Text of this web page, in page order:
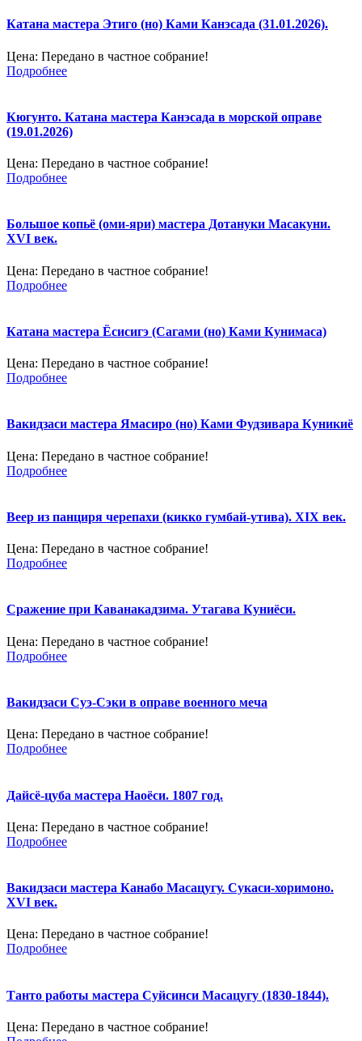
Катана мастера Этиго (но) Ками Канэсада (31.01.2026).
Цена: Передано в частное собрание!
Подробнее
Кюгунто. Катана мастера Канэсада в морской оправе
(19.01.2026)
Цена: Передано в частное собрание!
Подробнее
Большое копьё (оми-яри) мастера Дотануки Масакуни.
XVI век.
Цена: Передано в частное собрание!
Подробнее
Катана мастера Ёсисигэ (Сагами (но) Ками Кунимаса)
Цена: Передано в частное собрание!
Подробнее
Вакидзаси мастера Ямасиро (но) Ками Фудзивара Куникиё
Цена: Передано в частное собрание!
Подробнее
Веер из панциря черепахи (кикко гумбай-утива). XIX век.
Цена: Передано в частное собрание!
Подробнее
Сражение при Каванакадзима. Утагава Куниёси.
Цена: Передано в частное собрание!
Подробнее
Вакидзаси Суэ-Сэки в оправе военного меча
Цена: Передано в частное собрание!
Подробнее
Дайсё-цуба мастера Наоёси. 1807 год.
Цена: Передано в частное собрание!
Подробнее
Вакидзаси мастера Канабо Масацугу. Сукаси-хоримоно.
XVI век.
Цена: Передано в частное собрание!
Подробнее
Танто работы мастера Суйсинси Масацугу (1830-1844).
Цена: Передано в частное собрание!